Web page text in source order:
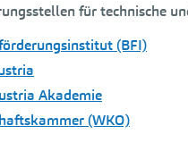
für technische
(BFI)
Akademie
(WKO)